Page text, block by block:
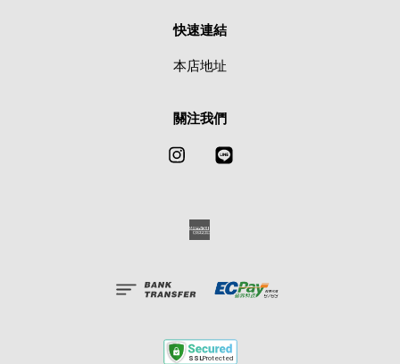
快速連結
本店地址
關注我們
Instagram